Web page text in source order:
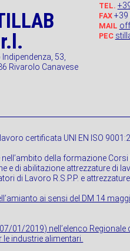
Indipendenza, 53,
Rivarolo Canavese
TEL.
FAX+39
MAIL
PEC
certificata UNI EN ISO
della formazione
e di abilitazione attrezzature di
di Lavoro R.S.P.P. e
ai sensi del DM 14
01/2019) nell’elenco Regionale
industrie alimentari.